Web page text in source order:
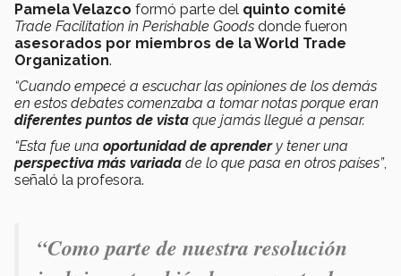
Pamela Velazco formó parte del quinto comité
Trade Facilitation in Perishable Goods donde fueron
asesorados por miembros de la World Trade
Organization.
“Cuando empecé a escuchar las opiniones de los demás
en estos debates comenzaba a tomar notas porque eran
diferentes puntos de vista que jamás llegué a pensar.
“Esta fue una oportunidad de aprendery tener una
perspectiva más variada de lo que pasa en otros países”,
señaló la profesora.
“Como parte de nuestra resolución